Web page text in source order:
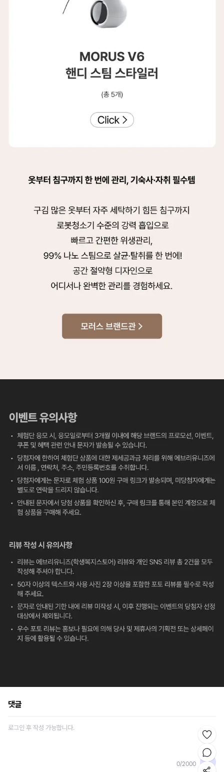
댓글
0/2000